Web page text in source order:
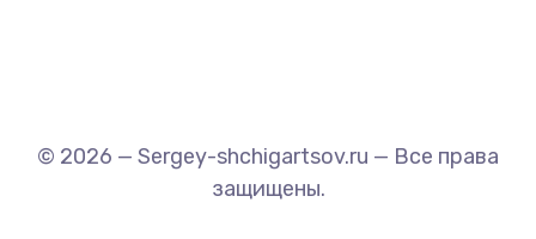
© 2026 — Sergey-shchigartsov.ru — Все права
защищены.